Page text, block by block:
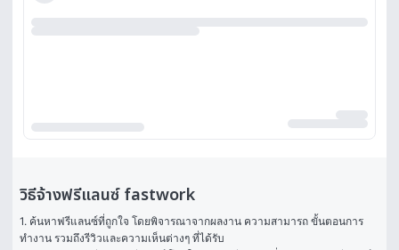
วิธีจ้างฟรีแลนซ์ fastwork
1. ค้นหาฟรีแลนซ์ที่ถูกใจ โดยพิจารณาจากผลงาน ความสามารถ ขั้นตอนการ
ทำงาน รวมถึงรีวิวและความเห็นต่างๆ ที่ได้รับ